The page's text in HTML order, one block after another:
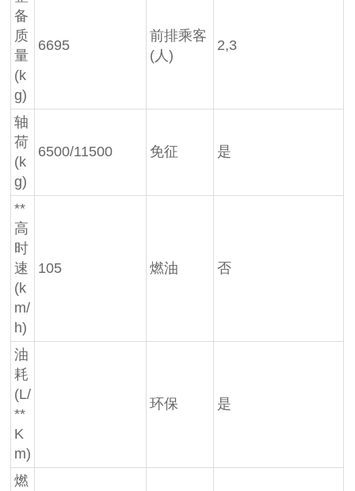
备
质
量
(k
g)
6695
前排乘客
(人)
2,3
轴
荷
(k
g)
6500/11500 免征 是
**
高
时
速
(k
m/
h)
105 燃油 否
油
耗
(L/
**
K
m)
环保 是
燃